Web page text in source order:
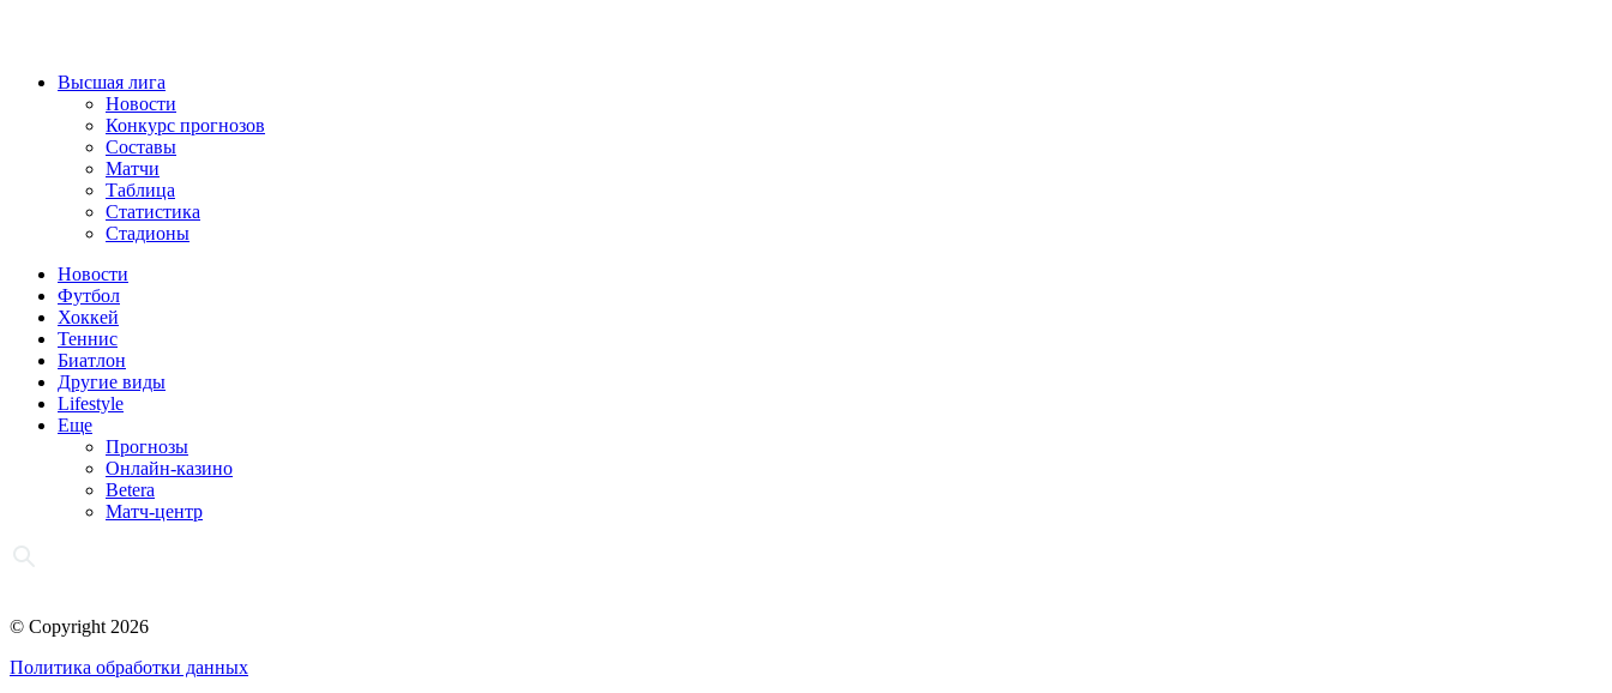
Высшая лига
Новости
Конкурс прогнозов
Составы
Матчи
Таблица
Статистика
Стадионы
Новости
Футбол
Хоккей
Теннис
Биатлон
Другие виды
Lifestyle
Еще
Прогнозы
Онлайн-казино
Betera
Матч-центр
© Copyright 2026
Политика обработки данных